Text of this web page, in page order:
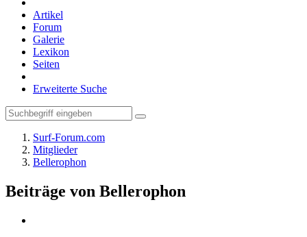
Artikel
Forum
Galerie
Lexikon
Seiten
Erweiterte Suche
Surf-Forum.com
Mitglieder
Bellerophon
Beiträge von Bellerophon